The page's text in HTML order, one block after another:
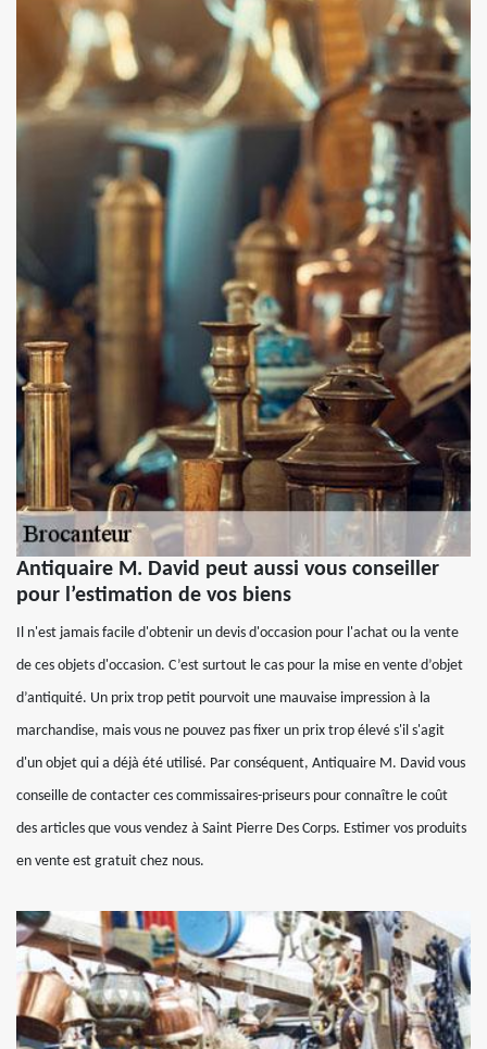
Antiquaire M. David peut aussi vous conseiller
pour l’estimation de vos biens
Il n'est jamais facile d'obtenir un devis d'occasion pour l'achat ou la vente
de ces objets d'occasion. C’est surtout le cas pour la mise en vente d’objet
d’antiquité. Un prix trop petit pourvoit une mauvaise impression à la
marchandise, mais vous ne pouvez pas fixer un prix trop élevé s'il s'agit
d'un objet qui a déjà été utilisé. Par conséquent, Antiquaire M. David vous
conseille de contacter ces commissaires-priseurs pour connaître le coût
des articles que vous vendez à Saint Pierre Des Corps. Estimer vos produits
en vente est gratuit chez nous.